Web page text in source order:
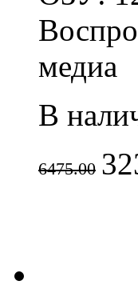
медиа
В
6475.00